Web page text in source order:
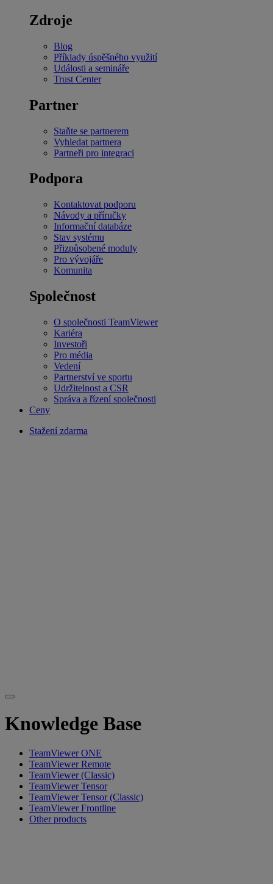
Zdroje
Blog
Příklady úspěšného využití
Události a semináře
Trust Center
Partner
Staňte se partnerem
Vyhledat partnera
Partneři pro integraci
Podpora
Kontaktovat podporu
Návody a příručky
Informační databáze
Stav systému
Přizpůsobené moduly
Pro vývojáře
Komunita
Společnost
O společnosti TeamViewer
Kariéra
Investoři
Pro média
Vedení
Partnerství ve sportu
Udržitelnost a CSR
Správa a řízení společnosti
Ceny
Stažení zdarma
Knowledge Base
TeamViewer ONE
TeamViewer Remote
TeamViewer (Classic)
TeamViewer Tensor
TeamViewer Tensor (Classic)
TeamViewer Frontline
Other products